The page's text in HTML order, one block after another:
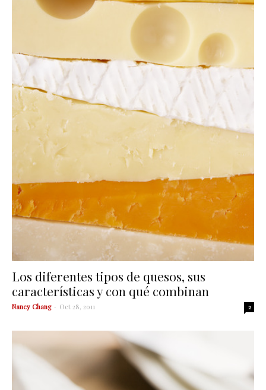
Los diferentes tipos de quesos, sus
características y con qué combinan
Nancy Chang - Oct 28, 2011 2